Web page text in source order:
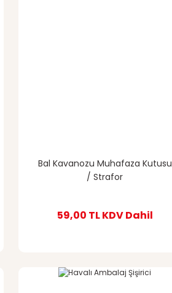
Bal Kavanozu Muhafaza Kutusu
/ Strafor
59,00 TLKDV Dahil